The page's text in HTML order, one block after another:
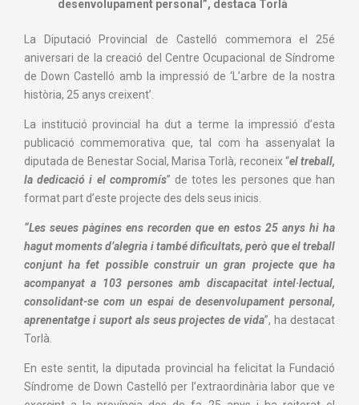
desenvolupament personal”, destaca Torlà
La Diputació Provincial de Castelló commemora el 25é
aniversari de la creació del Centre Ocupacional de Síndrome
de Down Castelló amb la impressió de ‘L’arbre de la nostra
història, 25 anys creixent’.
La institució provincial ha dut a terme la impressió d’esta
publicació commemorativa que, tal com ha assenyalat la
diputada de Benestar Social, Marisa Torlà, reconeix “el treball,
la dedicació i el compromís” de totes les persones que han
format part d’este projecte des dels seus inicis.
“Les seues pàgines ens recorden que en estos 25 anys hi ha
hagut moments d’alegria i també dificultats, però que el treball
conjunt ha fet possible construir un gran projecte que ha
acompanyat a 103 persones amb discapacitat intel·lectual,
consolidant-se com un espai de desenvolupament personal,
aprenentatge i suport als seus projectes de vida”, ha destacat
Torlà.
En este sentit, la diputada provincial ha felicitat la Fundació
Síndrome de Down Castelló per l’extraordinària labor que ve